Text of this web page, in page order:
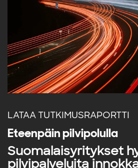
LATAA TUTKIMUSRAPORTTI
Eteenpäin pilvipolulla
Suomalaisyritykset
pilvipalveluita